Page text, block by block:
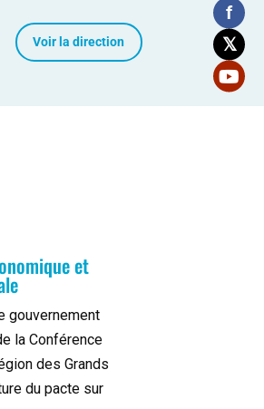
f
𝕏
Voir la direction
et
gouvernement
la Conférence
des Grands
du pacte sur